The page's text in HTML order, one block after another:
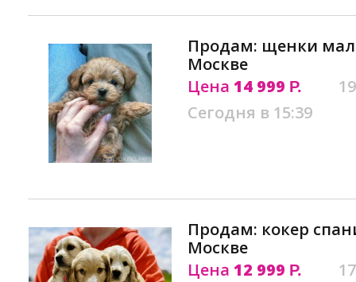
Продам: щенки
Москве
Цена 14 999 Р.
Сегодня в 15:39
Продам: кокер
Москве
Цена 12 999 Р.